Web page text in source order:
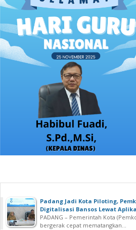
Padang Jadi Kota Piloting,
Digitalisasi Bansos Lewat
PADANG – Pemerintah Kota
bergerak cepat mematangkan...